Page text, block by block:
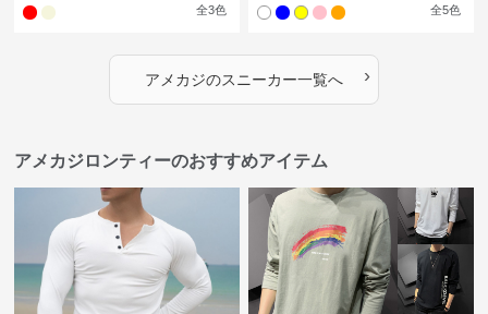
全3色 全5色
アメカジのスニーカー一覧へ ›
アメカジロンティーのおすすめアイテム